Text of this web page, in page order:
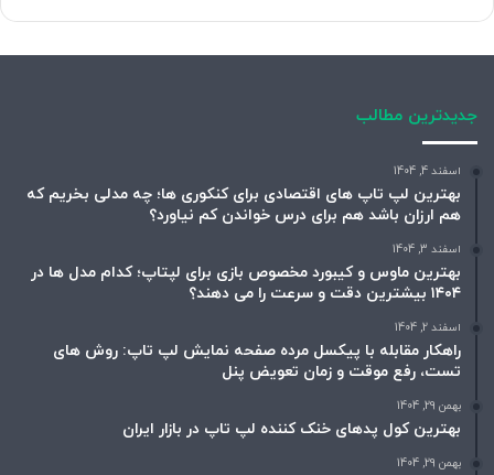
جدیدترین مطالب
اسفند 4, 1404
بهترین لپ تاپ های اقتصادی برای کنکوری ها؛ چه مدلی بخریم که
هم ارزان باشد هم برای درس خواندن کم نیاورد؟
اسفند 3, 1404
بهترین ماوس و کیبورد مخصوص بازی برای لپتاپ؛ کدام مدل ها در
۱۴۰۴ بیشترین دقت و سرعت را می دهند؟
اسفند 2, 1404
راهکار مقابله با پیکسل مرده صفحه نمایش لپ تاپ: روش های
تست، رفع موقت و زمان تعویض پنل
بهمن 29, 1404
بهترین کول پدهای خنک کننده لپ تاپ در بازار ایران
بهمن 29, 1404